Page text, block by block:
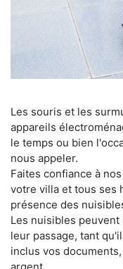
Les souris et les
appareils
le temps ou bien
nous appeler.
Faites confiance à
votre villa et tous ses
présence des
Les nuisibles
leur passage, tant
inclus vos